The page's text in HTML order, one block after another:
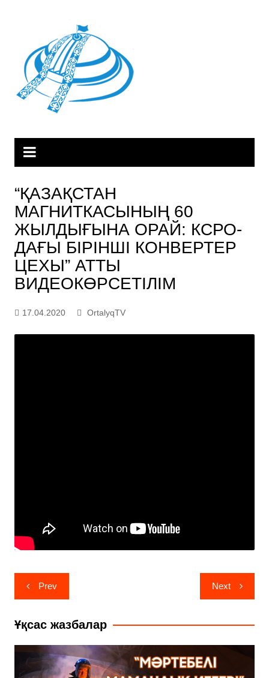
“ҚАЗАҚСТАН
МАГНИТКАСЫНЫҢ 60
ЖЫЛДЫҒЫНА ОРАЙ: КСРО-
ДАҒЫ БІРІНШІ КОНВЕРТЕР
ЦЕХЫ” АТТЫ
ВИДЕОКӨРСЕТІЛІМ
17.04.2020 OrtalyqTV
Навигация
по
записям
Prev Next
Ұқсас жазбалар